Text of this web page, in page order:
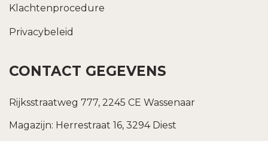
Klachtenprocedure
Privacybeleid
CONTACT GEGEVENS
Rijksstraatweg 777, 2245 CE Wassenaar
Magazijn: Herrestraat 16, 3294 Diest